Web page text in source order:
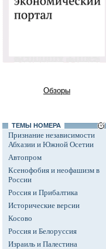
Обзоры
ТЕМЫ НОМЕРА
Признание независимости
Абхазии и Южной Осетии
Автопром
Ксенофобия и неофашизм в
России
Россия и Прибалтика
Исторические версии
Косово
Россия и Белоруссия
Израиль и Палестина